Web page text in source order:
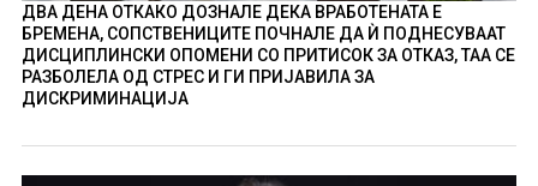
ДВА ДЕНА ОТКАКО ДОЗНАЛЕ ДЕКА ВРАБОТЕНАТА Е
БРЕМЕНА, СОПСТВЕНИЦИТЕ ПОЧНАЛЕ ДА Ѝ ПОДНЕСУВААТ
ДИСЦИПЛИНСКИ ОПОМЕНИ СО ПРИТИСОК ЗА ОТКАЗ, ТАА СЕ
РАЗБОЛЕЛА ОД СТРЕС И ГИ ПРИЈАВИЛА ЗА
ДИСКРИМИНАЦИЈА